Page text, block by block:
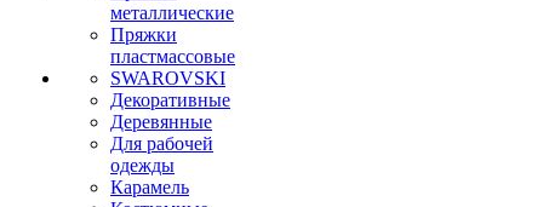
металлические
Пряжки
пластмассовые
SWAROVSKI
Декоративные
Деревянные
Для рабочей
одежды
Карамель